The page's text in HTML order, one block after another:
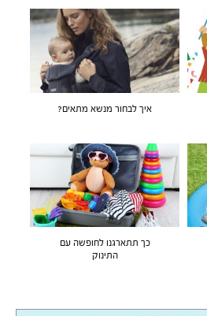
איך לבחור מנשא מתאים?
כך תתארגנו לחופשה עם
התינוק